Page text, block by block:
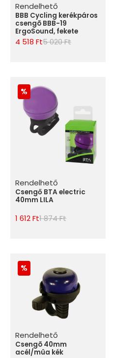
Rendelhető
BBB Cycling kerékpáros
csengõ BBB-19
ErgoSound, fekete
4 518 Ft5 020 Ft
Rendelhető
Csengő BTA electric
40mm LILA
1 612 Ft1 874 Ft
Rendelhető
Csengõ 40mm
acél/mûa kék